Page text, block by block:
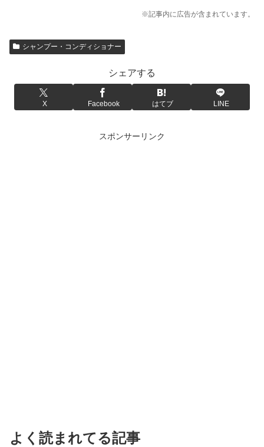
※記事内に広告が含まれています。
シャンプー・コンディショナー
シェアする
X Facebook はてブ LINE
スポンサーリンク
よく読まれてる記事